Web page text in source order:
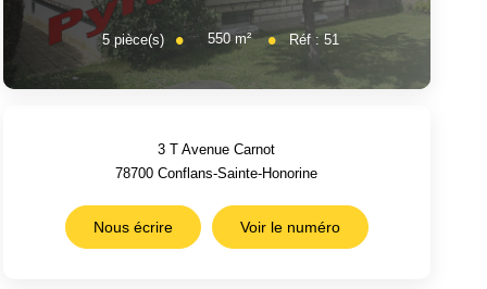
5pièce(s) 550m² Réf :51
3 T Avenue Carnot
78700Conflans-Sainte-Honorine
Nous écrire Voir le numéro